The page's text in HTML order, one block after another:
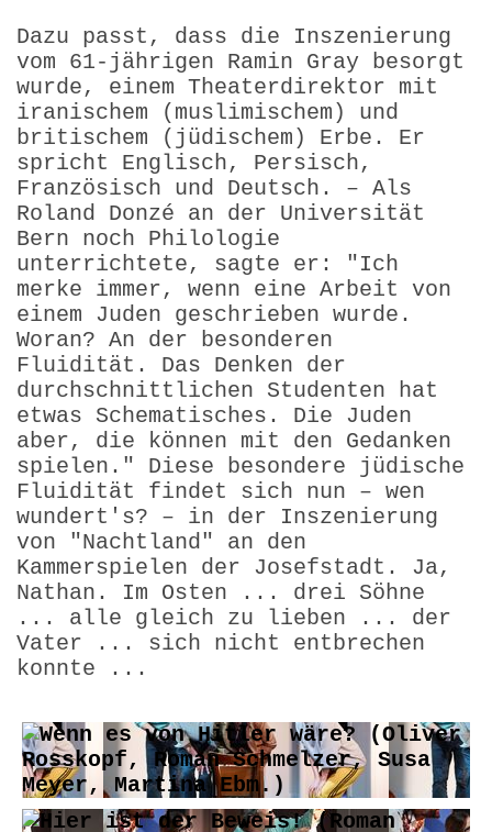
Dazu passt, dass die Inszenierung
vom 61-jährigen Ramin Gray besorgt
wurde, einem Theaterdirektor mit
iranischem (muslimischem) und
britischem (jüdischem) Erbe. Er
spricht Englisch, Persisch,
Französisch und Deutsch. – Als
Roland Donzé an der Universität
Bern noch Philologie
unterrichtete, sagte er: "Ich
merke immer, wenn eine Arbeit von
einem Juden geschrieben wurde.
Woran? An der besonderen
Fluidität. Das Denken der
durchschnittlichen Studenten hat
etwas Schematisches. Die Juden
aber, die können mit den Gedanken
spielen." Diese besondere jüdische
Fluidität findet sich nun – wen
wundert's? – in der Inszenierung
von "Nachtland" an den
Kammerspielen der Josefstadt. Ja,
Nathan. Im Osten ... drei Söhne
... alle gleich zu lieben ... der
Vater ... sich nicht entbrechen
konnte ...